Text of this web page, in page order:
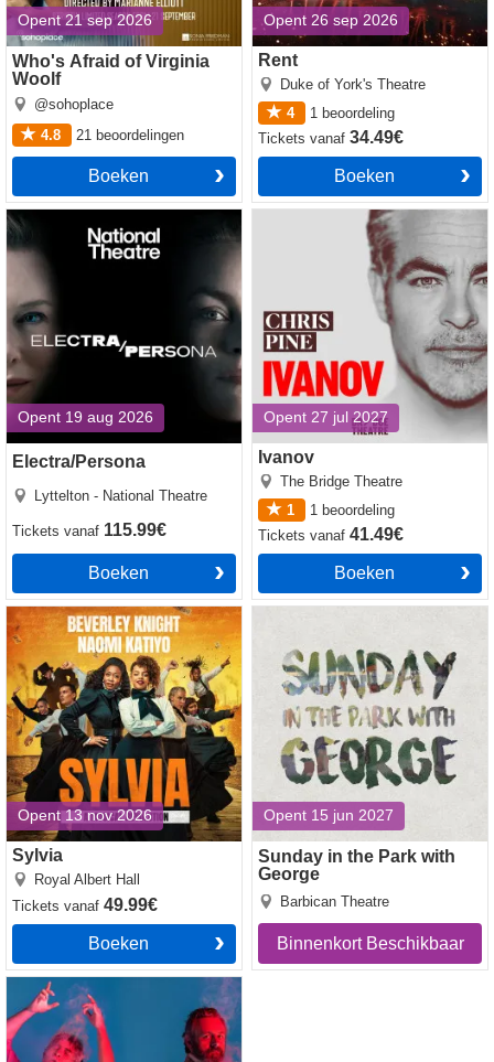
Opent 21 sep 2026
Who's Afraid of Virginia
Woolf
@sohoplace
4.8
21 beoordelingen
Boeken
Opent 26 sep 2026
Rent
Duke of York's Theatre
4
1 beoordeling
Ticketsvanaf34.49€
Boeken
Opent 19 aug 2026
Electra/Persona
Lyttelton - National Theatre
Tickets vanaf 115.99€
Boeken
Electra/Persona tickets
Opent 27 jul 2027
Ivanov
The Bridge Theatre
1
1 beoordeling
Ticketsvanaf41.49€
Boeken
Opent 13 nov 2026
Sylvia
Royal Albert Hall
Tickets vanaf 49.99€
Boeken
Sylvia tickets
Opent 15 jun 2027
Sunday in the Park with
George
Barbican Theatre
Binnenkort Beschikbaar
Amadeus tickets